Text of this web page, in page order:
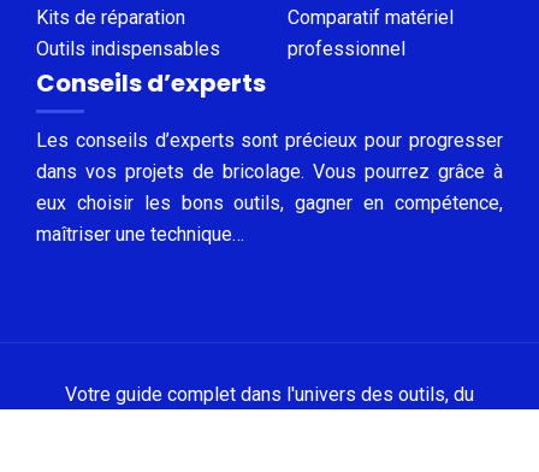
Kits de réparation
Outils indispensables
Comparatif matériel
professionnel
Conseils d’experts
Les conseils d’experts sont précieux pour progresser
dans vos projets de bricolage. Vous pourrez grâce à
eux choisir les bons outils, gagner en compétence,
maîtriser une technique…
Votre guide complet dans l'univers des outils, du